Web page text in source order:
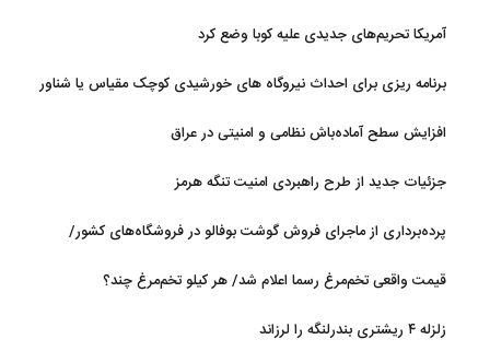
آمریکا تحریم‌های جدیدی علیه کوبا وضع کرد
برنامه ریزی برای احداث نیروگاه های خورشیدی کوچک مقیاس یا شناور
افزایش سطح آماده‌باش نظامی و امنیتی در عراق
جزئیات جدید از طرح راهبردی امنیت تنگه هرمز
پرده‌برداری از ماجرای فروش گوشت بوفالو در فروشگاه‌های کشور/
قیمت واقعی تخم‌مرغ رسما اعلام شد/ هر کیلو تخم‌مرغ چند؟
زلزله ۴ ریشتری بندرلنگه را لرزاند